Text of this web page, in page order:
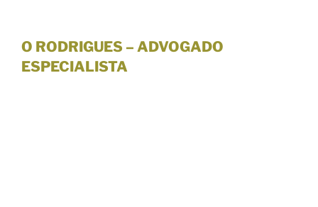
O RODRIGUES – ADVOGADO
ESPECIALISTA